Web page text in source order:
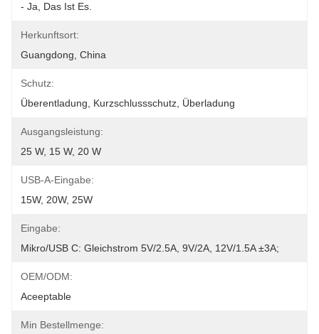
- Ja, Das Ist Es.
Herkunftsort:
Guangdong, China
Schutz:
Überentladung, Kurzschlussschutz, Überladung
Ausgangsleistung:
25 W, 15 W, 20 W
USB-A-Eingabe:
15W, 20W, 25W
Eingabe:
Mikro/USB C: Gleichstrom 5V/2.5A, 9V/2A, 12V/1.5A ±3A;
OEM/ODM:
Aceeptable
Min Bestellmenge: